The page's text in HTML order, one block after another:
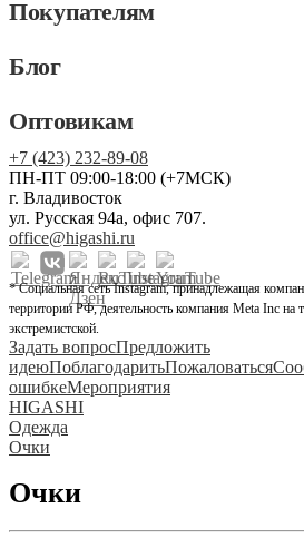
Покупателям
Блог
Оптовикам
+7 (423) 232-89-08
ПН-ПТ 09:00-18:00 (+7МСК)
г. Владивосток
ул. Русская 94а, офис 707.
office@higashi.ru
* Социальная сеть Instagram, принадлежащая
территории РФ, деятельность компания Meta Inc на
экстремистской.
Задать вопросПредложить
идеюПоблагодаритьПожаловаться
ошибкеМероприятия
HIGASHI
Одежда
Очки
Очки